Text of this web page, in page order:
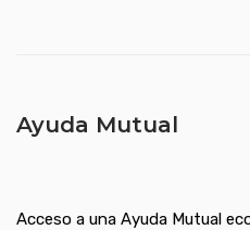
Ayuda Mutual
Acceso a una Ayuda Mutual